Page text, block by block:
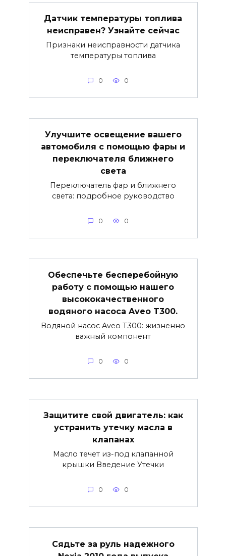
Датчик температуры топлива
неисправен? Узнайте сейчас
Признаки неисправности датчика
температуры топлива
0 0
Улучшите освещение вашего
автомобиля с помощью фары и
переключателя ближнего
света
Переключатель фар и ближнего
света: подробное руководство
0 0
Обеспечьте бесперебойную
работу с помощью нашего
высококачественного
водяного насоса Aveo T300.
Водяной насос Aveo T300: жизненно
важный компонент
0 0
Защитите свой двигатель: как
устранить утечку масла в
клапанах
Масло течет из-под клапанной
крышки Введение Утечки
0 0
Сядьте за руль надежного